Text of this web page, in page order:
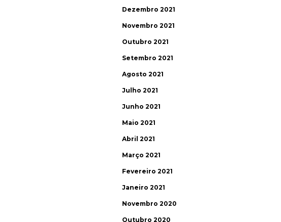
Dezembro 2021
Novembro 2021
Outubro 2021
Setembro 2021
Agosto 2021
Julho 2021
Junho 2021
Maio 2021
Abril 2021
Março 2021
Fevereiro 2021
Janeiro 2021
Novembro 2020
Outubro 2020